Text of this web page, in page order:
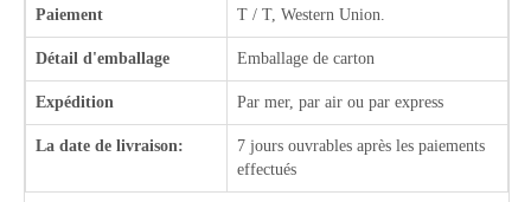
Paiement T / T, Western Union.
Détail d'emballage Emballage de carton
Expédition Par mer, par air ou par express
La date de livraison:
7 jours ouvrables après les paiements
effectués